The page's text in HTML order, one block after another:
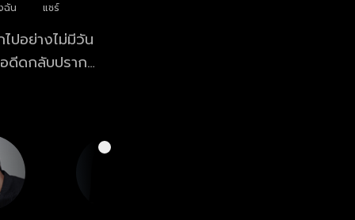
ฉัน แชร์
ไปอย่างไม่มีวัน
ดีดกลับปราก